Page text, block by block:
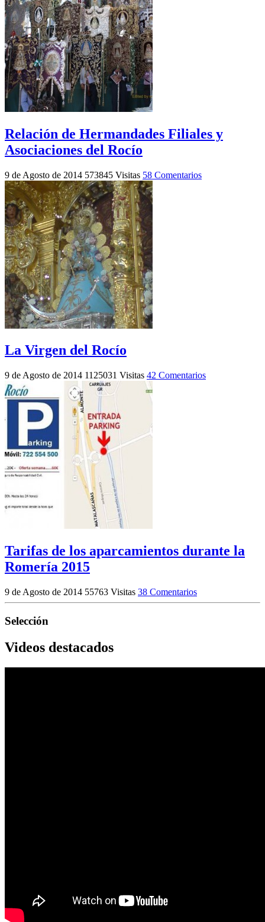
Relación de Hermandades Filiales y
Asociaciones del Rocío
9 de Agosto de 2014 573845 Visitas 58 Comentarios
La Virgen del Rocío
9 de Agosto de 2014 1125031 Visitas 42 Comentarios
Tarifas de los aparcamientos durante la
Romería 2015
9 de Agosto de 2014 55763 Visitas 38 Comentarios
Selección
Videos destacados